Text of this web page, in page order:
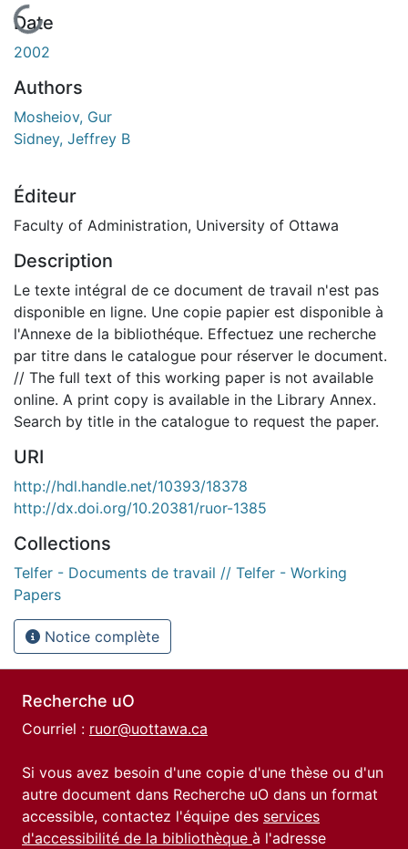
En cours de chargement...
Date
2002
Authors
Mosheiov, Gur
Sidney, Jeffrey B
Éditeur
Faculty of Administration, University of Ottawa
Description
Le texte intégral de ce document de travail n'est pas
disponible en ligne. Une copie papier est disponible à
l'Annexe de la bibliothéque. Effectuez une recherche
par titre dans le catalogue pour réserver le document.
// The full text of this working paper is not available
online. A print copy is available in the Library Annex.
Search by title in the catalogue to request the paper.
URI
http://hdl.handle.net/10393/18378
http://dx.doi.org/10.20381/ruor-1385
Collections
Telfer - Documents de travail // Telfer - Working
Papers
Notice complète
Recherche uO
Courriel : ruor@uottawa.ca
Si vous avez besoin d'une copie d'une thèse ou d'un
autre document dans Recherche uO dans un format
accessible, contactez l'équipe des services
d'accessibilité de la bibliothèque à l'adresse